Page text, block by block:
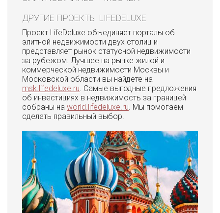
ДРУГИЕ ПРОЕКТЫ LIFEDELUXE
Проект LifeDeluxe объединяет порталы об
элитной недвижимости двух столиц и
представляет рынок статусной недвижимости
за рубежом. Лучшее на рынке жилой и
коммерческой недвижимости Москвы и
Московской области вы найдете на
msk.lifedeluxe.ru. Самые выгодные предложения
об инвестициях в недвижимость за границей
собраны на world.lifedeluxe.ru. Мы помогаем
сделать правильный выбор.